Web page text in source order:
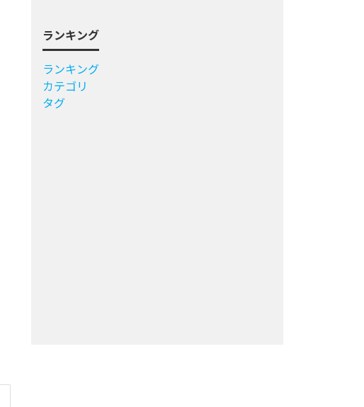
ランキング
ランキング
カテゴリ
タグ